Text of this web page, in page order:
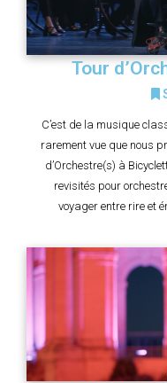
Tour
C’est de la musique
rarement vue que nous
d’Orchestre(s) à
revisités pour
voyager entre rire et